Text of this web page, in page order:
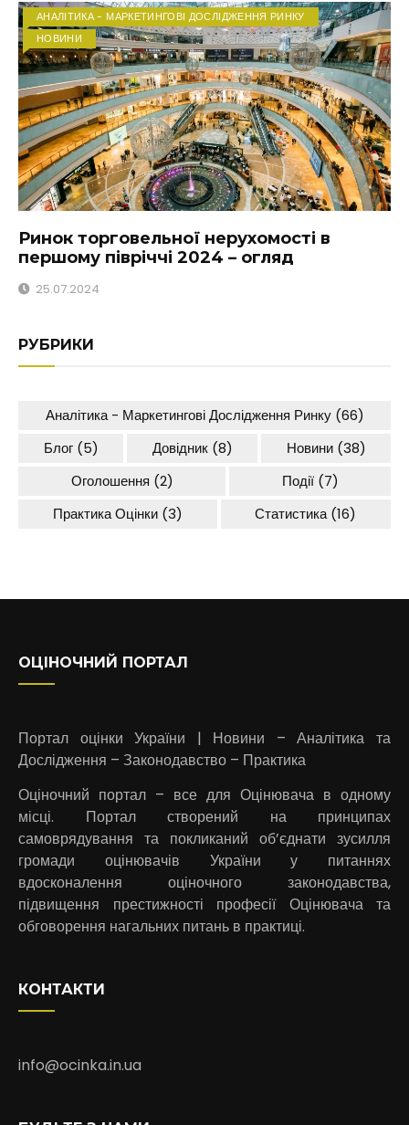
АНАЛІТИКА - МАРКЕТИНГОВІ ДОСЛІДЖЕННЯ РИНКУ
НОВИНИ
Ринок торговельної нерухомості в
першому півріччі 2024 – огляд
25.07.2024
РУБРИКИ
Аналітика - Маркетингові Дослідження Ринку(66)
Блог(5) Довідник(8) Новини(38)
Оголошення (2) Події(7)
Практика Оцінки(3) Статистика(16)
ОЦІНОЧНИЙ ПОРТАЛ
Портал оцінки України | Новини – Аналітика та
Дослідження – Законодавство – Практика
Оціночний портал – все для Оцінювача в одному
місці. Портал створений на принципах
самоврядування та покликаний об’єднати зусилля
громади оцінювачів України у питаннях
вдосконалення оціночного законодавства,
підвищення престижності професії Оцінювача та
обговорення нагальних питань в практиці.
КОНТАКТИ
info@ocinka.in.ua